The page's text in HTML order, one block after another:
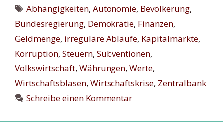
Schlagwörter
Abhängigkeiten,Autonomie, Bevölkerung,
Bundesregierung, Demokratie, Finanzen,
Geldmenge, irreguläre Abläufe, Kapitalmärkte,
Korruption, Steuern, Subventionen,
Volkswirtschaft, Währungen, Werte,
Wirtschaftsblasen, Wirtschaftskrise, Zentralbank
Schreibe einen Kommentar